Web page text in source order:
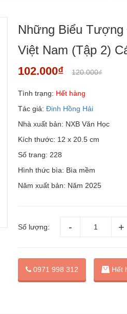
Những Biểu Tượng
Việt Nam (Tập 2)
102.000₫ 120.000₫
Tình trạng: Hết hàng
Tác giả: Đinh Hồng Hải
Nhà xuất bản: NXB Văn Học
Kích thước: 12 x 20.5 cm
Số trang: 228
Hình thức bìa: Bìa mềm
Năm xuất bản: Năm 2025
Số lượng:
0971 998 312 Hết